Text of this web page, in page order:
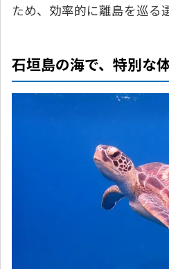
ため、効率的に離島を巡る
石垣島の海で、特別な体